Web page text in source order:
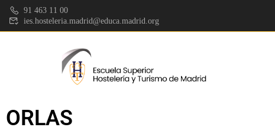
91 463 11 00
ies.hosteleria.madrid@educa.madrid.org
ORLAS